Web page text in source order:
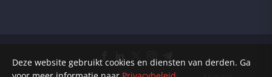
Deze website gebruikt cookies en diensten van derden. Ga